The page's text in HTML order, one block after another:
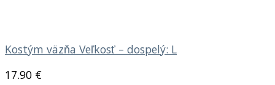
Kostým väzňa Veľkosť – dospelý: L
17.90 €